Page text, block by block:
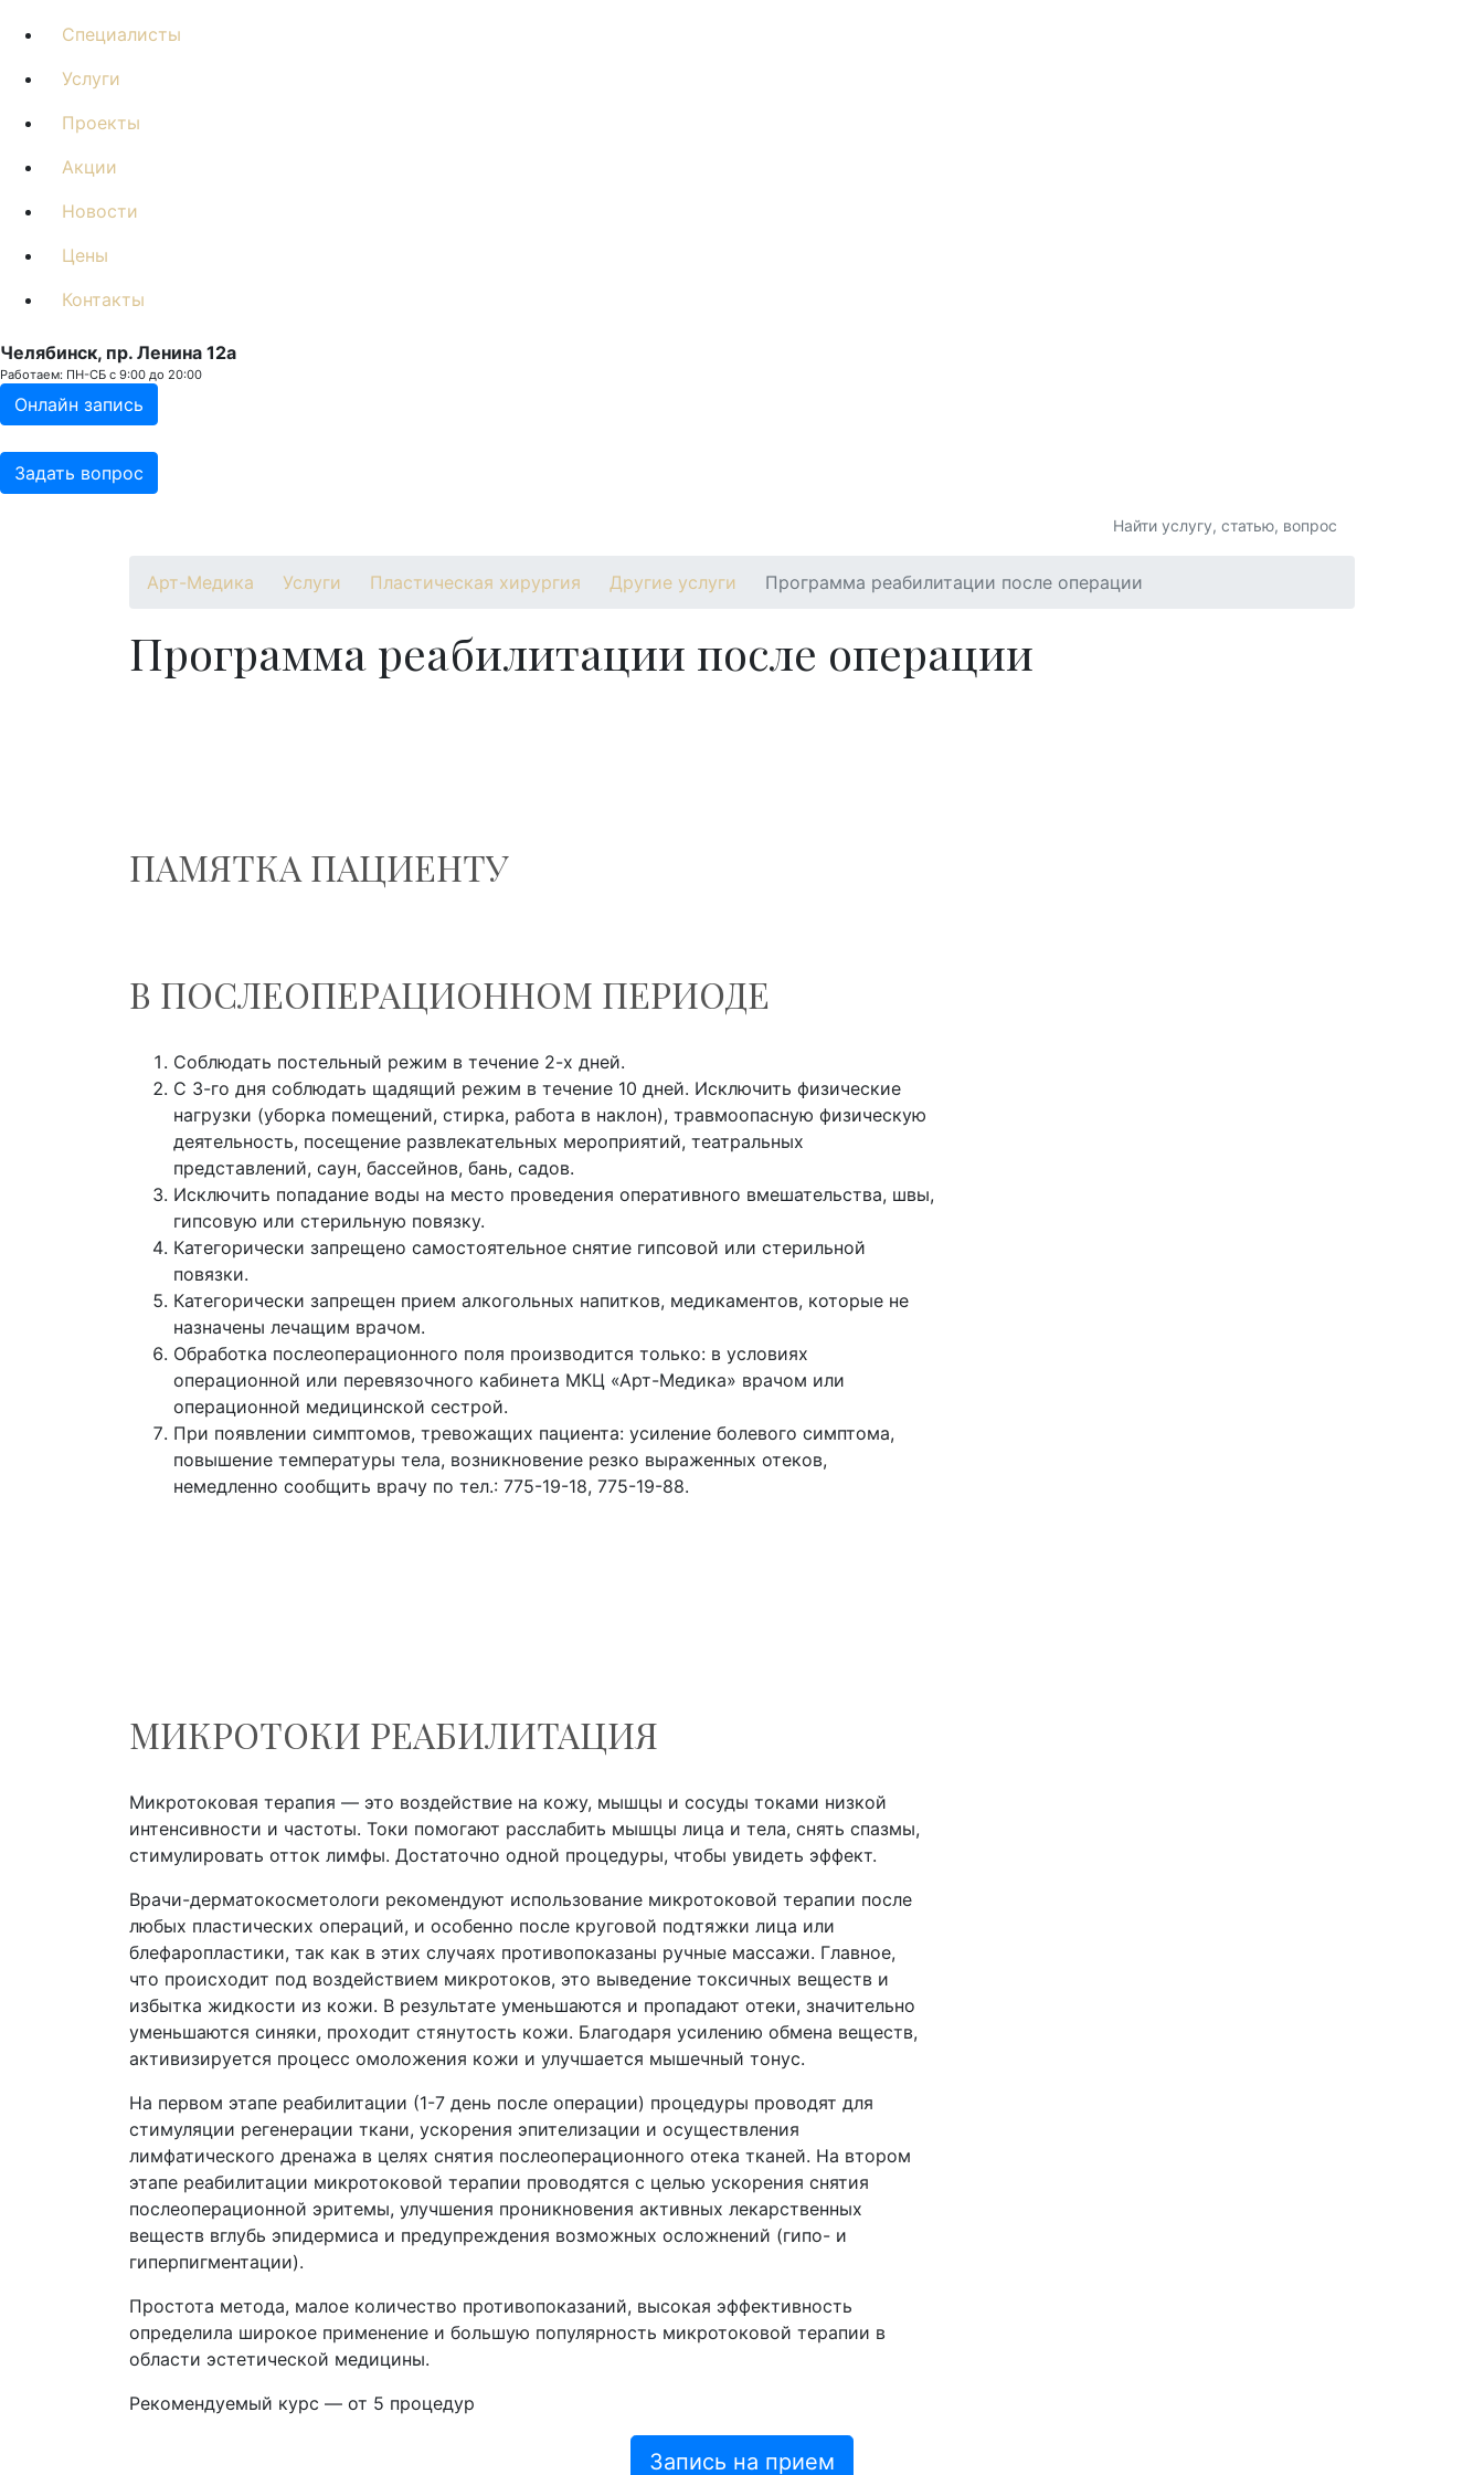
Специалисты
Услуги
Проекты
Акции
Новости
Цены
Контакты
Челябинск, пр. Ленина 12a
Работаем: ПН-СБ с 9:00 до 20:00
Онлайн запись
Задать вопрос
Арт-Медика Услуги Пластическая хирургия Другие услуги Программа реабилитации после операции
Программа реабилитации после операции
ПАМЯТКА ПАЦИЕНТУ
В ПОСЛЕОПЕРАЦИОННОМ ПЕРИОДЕ
Соблюдать постельный режим в течение 2-х дней.
С 3-го дня соблюдать щадящий режим в течение 10 дней. Исключить физические
нагрузки (уборка помещений, стирка, работа в наклон), травмоопасную физическую
деятельность, посещение развлекательных мероприятий, театральных
представлений, саун, бассейнов, бань, садов.
Исключить попадание воды на место проведения оперативного вмешательства, швы,
гипсовую или стерильную повязку.
Категорически запрещено самостоятельное снятие гипсовой или стерильной
повязки.
Категорически запрещен прием алкогольных напитков, медикаментов, которые не
назначены лечащим врачом.
Обработка послеоперационного поля производится только: в условиях
операционной или перевязочного кабинета МКЦ «Арт-Медика» врачом или
операционной медицинской сестрой.
При появлении симптомов, тревожащих пациента: усиление болевого симптома,
повышение температуры тела, возникновение резко выраженных отеков,
немедленно сообщить врачу по тел.: 775-19-18, 775-19-88.
МИКРОТОКИ РЕАБИЛИТАЦИЯ
Микротоковая терапия — это воздействие на кожу, мышцы и сосуды токами низкой
интенсивности и частоты. Токи помогают расслабить мышцы лица и тела, снять спазмы,
стимулировать отток лимфы. Достаточно одной процедуры, чтобы увидеть эффект.
Врачи-дерматокосметологи рекомендуют использование микротоковой терапии после
любых пластических операций, и особенно после круговой подтяжки лица или
блефаропластики, так как в этих случаях противопоказаны ручные массажи. Главное,
что происходит под воздействием микротоков, это выведение токсичных веществ и
избытка жидкости из кожи. В результате уменьшаются и пропадают отеки, значительно
уменьшаются синяки, проходит стянутость кожи. Благодаря усилению обмена веществ,
активизируется процесс омоложения кожи и улучшается мышечный тонус.
На первом этапе реабилитации (1-7 день после операции) процедуры проводят для
стимуляции регенерации ткани, ускорения эпителизации и осуществления
лимфатического дренажа в целях снятия послеоперационного отека тканей. На втором
этапе реабилитации микротоковой терапии проводятся с целью ускорения снятия
послеоперационной эритемы, улучшения проникновения активных лекарственных
веществ вглубь эпидермиса и предупреждения возможных осложнений (гипо- и
гиперпигментации).
Простота метода, малое количество противопоказаний, высокая эффективность
определила широкое применение и большую популярность микротоковой терапии в
области эстетической медицины.
Рекомендуемый курс — от 5 процедур
Запись на прием